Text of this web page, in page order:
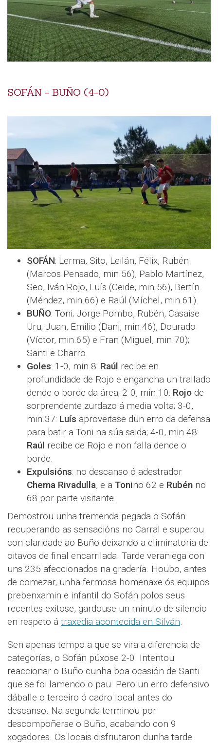
SOFÁN - BUÑO (4-0)
SOFÁN: Lerma, Sito, Leilán, Félix, Rubén
(Marcos Pensado, min.56), Pablo Martínez,
Seo, Iván Rojo, Luís (Ceide, min.56), Bertín
(Méndez, min.66) e Raúl (Míchel, min.61).
BUÑO: Toni; Jorge Pombo, Rubén, Casaise
Uru; Juan, Emilio (Dani, min.46), Dourado
(Víctor, min.65) e Fran (Miguel, min.70);
Santi e Charro.
Goles: 1-0, min.8: Raúl recibe en
profundidade de Rojo e engancha un trallado
dende o borde da área; 2-0, min.10: Rojo de
sorprendente zurdazo á media volta; 3-0,
min.37: Luís aproveitase dun erro da defensa
para batir a Toni na súa saida; 4-0, min.48:
Raúl recibe de Rojo e non falla dende o
borde.
Expulsións: no descanso ó adestrador
Chema Rivadulla, e a Tonino 62 e Rubén no
68 por parte visitante.
Demostrou unha tremenda pegada o Sofán
recuperando as sensacións no Carral e superou
con claridade ao Buño deixando a eliminatoria de
oitavos de final encarrilada. Tarde veraniega con
uns 235 afeccionados na gradería. Houbo, antes
de comezar, unha fermosa homenaxe ós equipos
prebenxamin e infantil do Sofán polos seus
recentes exitose, gardouse un minuto de silencio
en respeto á traxedia acontecida en Silván.
Sen apenas tempo a que se vira a diferencia de
categorías, o Sofán púxose 2-0. Intentou
reaccionar o Buño cunha boa ocasión de Santi
que se foi lamendo o pau. Pero un erro defensivo
dáballe o terceiro ó cadro local antes do
descanso. Na segunda terminou por
descompoñerse o Buño, acabando con 9
xogadores. Os locais disfriutaron dunha tarde